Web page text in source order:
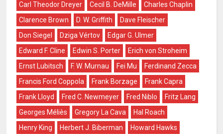
Carl Theodor Dreyer
Cecil B. DeMille
Charles Chaplin
Clarence Brown
D. W. Griffith
Dave Fleischer
Don Siegel
Dziga Vértov
Edgar G. Ulmer
Edward F. Cline
Edwin S. Porter
Erich von Stroheim
Ernst Lubitsch
F. W. Murnau Fei Mu
Ferdinand Zecca
Francis Ford Coppola
Frank Borzage
Frank Capra
Frank Lloyd
Fred C. Newmeyer Fred Niblo
Fritz Lang
Georges Méliès
Gregory La Cava
Hal Roach
Henry King
Herbert J. Biberman
Howard Hawks